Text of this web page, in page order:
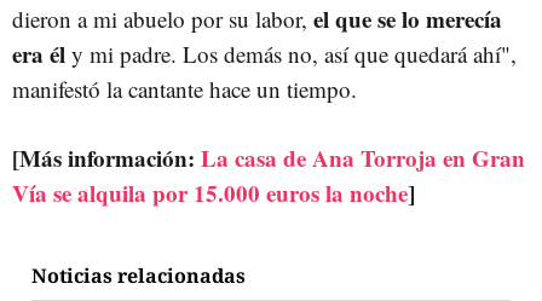
dieron a mi abuelo por su labor, el que se lo merecía
era él y mi padre. Los demás no, así que quedará ahí",
manifestó la cantante hace un tiempo.
[Más información: La casa de Ana Torroja en Gran
Vía se alquila por 15.000 euros la noche]
Noticias relacionadas